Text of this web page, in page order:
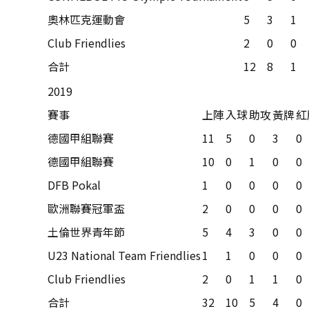
奧林匹克運動會
5 3 1
Club Friendlies
2 0 0
合計
12 8 1
2019
賽事
上陣入球助攻黃牌
德國甲組聯賽
11 5 0 3
0
德國甲組聯賽
10 0 1 0
0
DFB Pokal
1 0 0 0
0
歐洲聯賽冠軍盃
2 0 0 0
0
土倫世界青年節
5 4 3 0
0
U23 National Team Friendlies1 1 0 0
0
Club Friendlies
2 0 1 1
0
合計
32 10 5 4 0